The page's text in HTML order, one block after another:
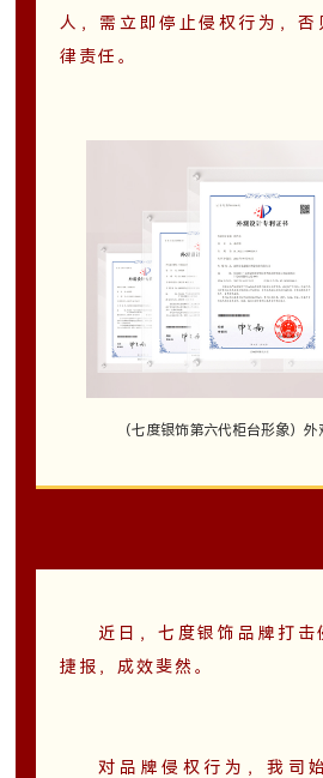
人，需立即停止侵权行为，
律责任。
（七度银饰第六代柜台形象）
近日，七度银饰品牌打击
捷报，成效斐然。
对品牌侵权行为，我司